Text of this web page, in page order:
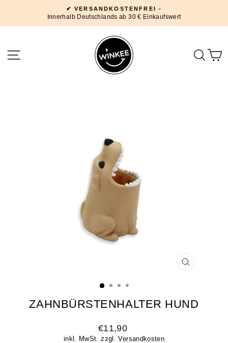
Inhalt
Pause
✔ VERSANDKOSTENFREI -
Innerhalb Deutschlands ab 30 € Einkaufswert
SEITENNAVIGATION
ZAHNBÜRSTENHALTER HUND
Normaler
Preis
€11,90
inkl. MwSt. zzgl.Versandkosten